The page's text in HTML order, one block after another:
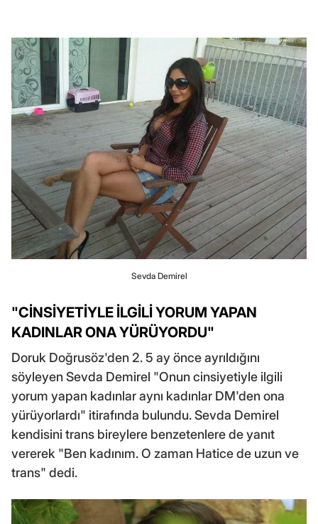
Sevda Demirel
"CİNSİYETİYLE İLGİLİ YORUM YAPAN
KADINLAR ONA YÜRÜYORDU"
Doruk Doğrusöz'den 2. 5 ay önce ayrıldığını
söyleyen Sevda Demirel "Onun cinsiyetiyle ilgili
yorum yapan kadınlar aynı kadınlar DM'den ona
yürüyorlardı" itirafında bulundu. Sevda Demirel
kendisini trans bireylere benzetenlere de yanıt
vererek "Ben kadınım. O zaman Hatice de uzun ve
trans" dedi.